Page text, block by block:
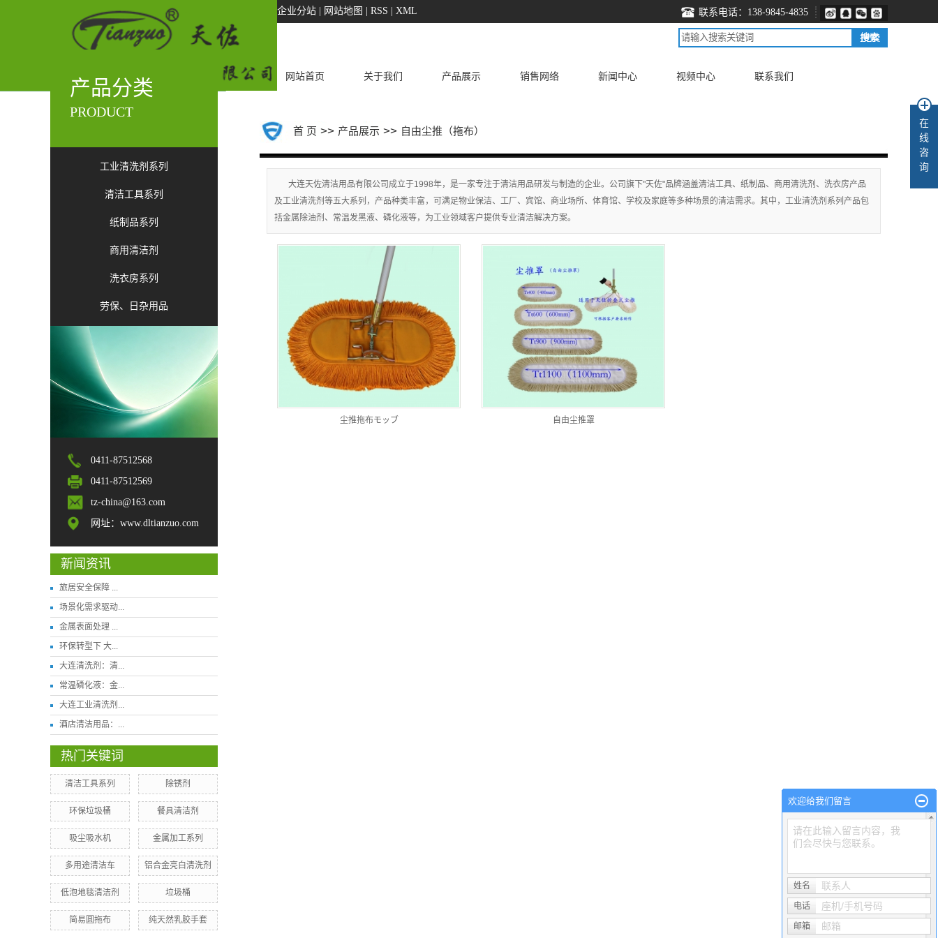
企业分站 网站地图 RSS XML 联系电话：138-9845-4835
网站首页 关于我们 产品展示 销售网络 新闻中心 视频中心 联系我们
产品分类
PRODUCT
工业清洗剂系列
清洁工具系列
纸制品系列
商用清洁剂
洗衣房系列
劳保、日杂用品
0411-87512568
0411-87512569
tz-china@163.com
网址：www.dltianzuo.com
新闻资讯
旅居安全保障 ...
场景化需求驱动...
金属表面处理 ...
环保转型下 大...
大连清洗剂：清...
常温磷化液：金...
大连工业清洗剂...
酒店清洁用品：...
热门关键词
清洁工具系列 ​除锈剂
环保垃圾桶 餐具清洁剂
​吸尘吸水机 金属加工系列
多用途清洁车 铝合金亮白清洗剂
​低泡地毯清洁剂 垃圾桶
简易圆拖布 纯天然乳胶手套
首 页 >> 产品展示 >> 自由尘推（拖布）
大连天佐清洁用品有限公司成立于1998年，是一家专注于清洁用品研发与制造的企业。公司旗下"天佐"品牌涵盖清洁工具、纸制品、商用清洗剂、洗衣房产品
及工业清洗剂等五大系列，产品种类丰富，可满足物业保洁、工厂、宾馆、商业场所、体育馆、学校及家庭等多种场景的清洁需求。其中，工业清洗剂系列产品包
括金属除油剂、常温发黑液、磷化液等，为工业领域客户提供专业清洁解决方案。
尘推拖布モッブ 自由尘推罩
在
线
咨
询
欢迎给我们留言
请在此输入留言内容，我
们会尽快与您联系。
姓名 联系人
电话 座机/手机号码
邮箱 邮箱